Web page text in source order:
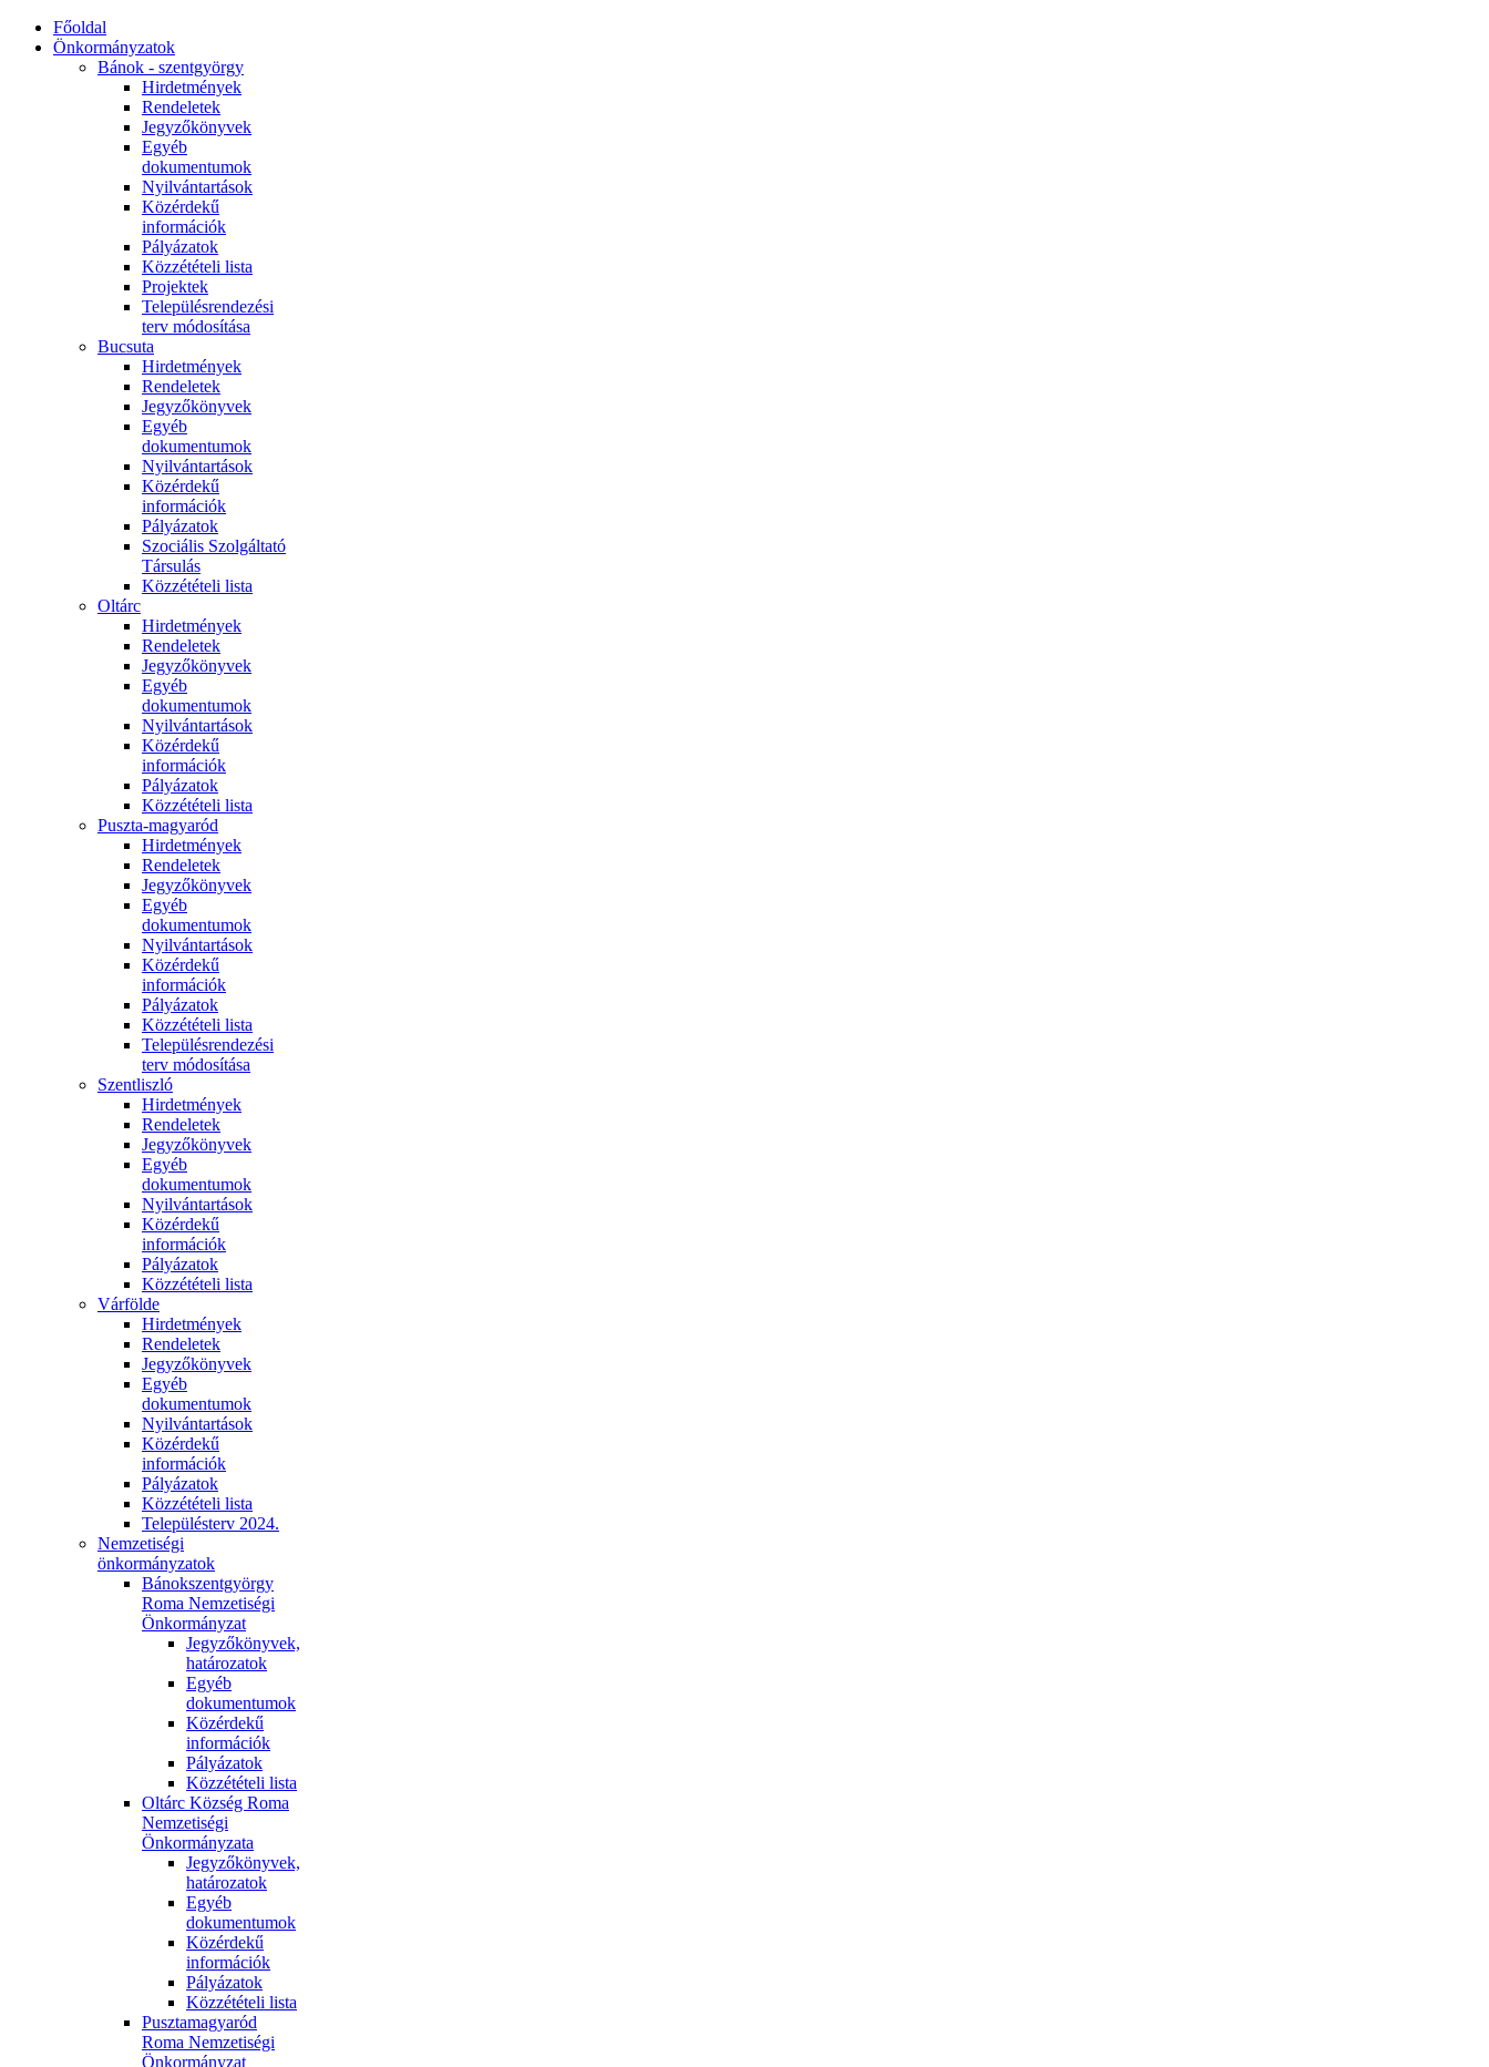
Főoldal
Önkormányzatok
Bánok - szentgyörgy
Hirdetmények
Rendeletek
Jegyzőkönyvek
Egyéb
dokumentumok
Nyilvántartások
Közérdekű
információk
Pályázatok
Közzétételi lista
Projektek
Településrendezési
terv módosítása
Bucsuta
Hirdetmények
Rendeletek
Jegyzőkönyvek
Egyéb
dokumentumok
Nyilvántartások
Közérdekű
információk
Pályázatok
Szociális Szolgáltató
Társulás
Közzétételi lista
Oltárc
Hirdetmények
Rendeletek
Jegyzőkönyvek
Egyéb
dokumentumok
Nyilvántartások
Közérdekű
információk
Pályázatok
Közzétételi lista
Puszta-magyaród
Hirdetmények
Rendeletek
Jegyzőkönyvek
Egyéb
dokumentumok
Nyilvántartások
Közérdekű
információk
Pályázatok
Közzétételi lista
Településrendezési
terv módosítása
Szentliszló
Hirdetmények
Rendeletek
Jegyzőkönyvek
Egyéb
dokumentumok
Nyilvántartások
Közérdekű
információk
Pályázatok
Közzétételi lista
Várfölde
Hirdetmények
Rendeletek
Jegyzőkönyvek
Egyéb
dokumentumok
Nyilvántartások
Közérdekű
információk
Pályázatok
Közzétételi lista
Településterv 2024.
Nemzetiségi
önkormányzatok
Bánokszentgyörgy
Roma Nemzetiségi
Önkormányzat
Jegyzőkönyvek,
határozatok
Egyéb
dokumentumok
Közérdekű
információk
Pályázatok
Közzétételi lista
Oltárc Község Roma
Nemzetiségi
Önkormányzata
Jegyzőkönyvek,
határozatok
Egyéb
dokumentumok
Közérdekű
információk
Pályázatok
Közzétételi lista
Pusztamagyaród
Roma Nemzetiségi
Önkormányzat